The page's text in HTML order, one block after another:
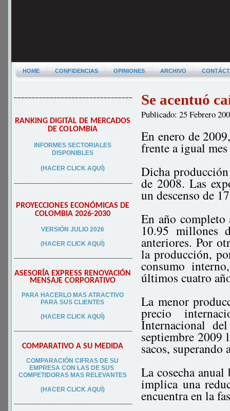
HOME CONFIDENCIAS OPINIONES ARCHIVO
–––––––––––––––––––––––––––––––––
RANKING DIGITAL DE MERCADOS
DE COLOMBIA
INFORMES SECTORIALES
DISPONIBLES
(HACER CLICK AQUÍ)
–––––––––––––––––––––––––––––––––
PROYECCIONES ECONÓMICAS DE
COLOMBIA 2026-2030
VERSIÓN JULIO 2026
(HACER CLICK AQUÍ)
–––––––––––––––––––––––––––––––––
ASESORÍA EXPRESS RENOVACIÓN
MENSAJE CORPORATIVO
PARA HACERLO MAS ATRACTIVO
PARA SUS CLIENTES
(HACER CLICK AQUÍ)
–––––––––––––––––––––––––––––––––
COMPARATIVO A SU MEDIDA
COMPARACIÓN CIFRAS DE SU
EMPRESA CON LAS DE SUS
COMPETIDORAS MAS RELEVANTES
(HACER CLICK AQUÍ)
–––––––––––––––––––––––––––––––––
Se acentuó
Publicado: 25 Febrero
En enero de
frente a igual
Dicha
de 2008. Las
un descenso de
En año
10.95 millones
anteriores. Por
la producción,
consumo
últimos cuatro
La menor
precio
Internacional
septiembre 2009
sacos,
La cosecha
implica una
encuentra en la